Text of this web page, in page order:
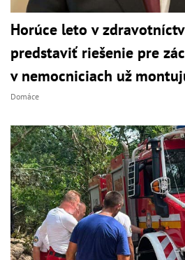
Horúce leto v
predstaviť riešenie pre
v nemocniciach už
Domáce